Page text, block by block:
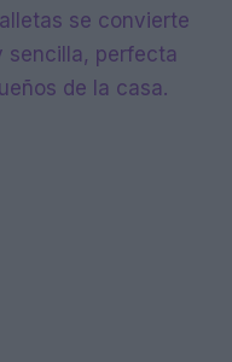
se convierte
sencilla, perfecta
de la casa.